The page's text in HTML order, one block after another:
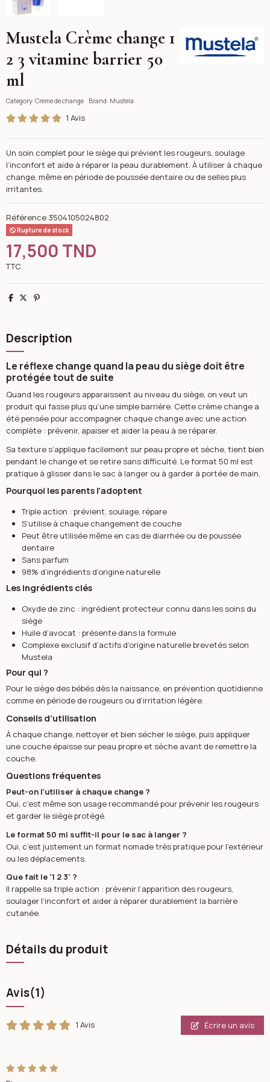
Mustela Crème change 1
2 3 vitamine barrier 50
ml
Category: Crème de change Brand: Mustela
1 Avis
Un soin complet pour le siège qui prévient les rougeurs, soulage
l’inconfort et aide à réparer la peau durablement. À utiliser à chaque
change, même en période de poussée dentaire ou de selles plus
irritantes.
Référence 3504105024802
Rupture de stock
17,500 TND
TTC
Partager
TweetPinterest
Description
Le réflexe change quand la peau du siège doit être
protégée tout de suite
Quand les rougeurs apparaissent au niveau du siège, on veut un
produit qui fasse plus qu’une simple barrière. Cette crème change a
été pensée pour accompagner chaque change avec une action
complète : prévenir, apaiser et aider la peau à se réparer.
Sa texture s’applique facilement sur peau propre et sèche, tient bien
pendant le change et se retire sans difficulté. Le format 50 ml est
pratique à glisser dans le sac à langer ou à garder à portée de main.
Pourquoi les parents l’adoptent
Triple action : prévient, soulage, répare
S’utilise à chaque changement de couche
Peut être utilisée même en cas de diarrhée ou de poussée
dentaire
Sans parfum
98% d’ingrédients d’origine naturelle
Les ingrédients clés
Oxyde de zinc : ingrédient protecteur connu dans les soins du
siège
Huile d’avocat : présente dans la formule
Complexe exclusif d’actifs d’origine naturelle brevetés selon
Mustela
Pour qui ?
Pour le siège des bébés dès la naissance, en prévention quotidienne
comme en période de rougeurs ou d’irritation légère.
Conseils d’utilisation
À chaque change, nettoyer et bien sécher le siège, puis appliquer
une couche épaisse sur peau propre et sèche avant de remettre la
couche.
Questions fréquentes
Peut-on l’utiliser à chaque change ?
Oui, c’est même son usage recommandé pour prévenir les rougeurs
et garder le siège protégé.
Le format 50 ml suffit-il pour le sac à langer ?
Oui, c’est justement un format nomade très pratique pour l’extérieur
ou les déplacements.
Que fait le '1 2 3' ?
Il rappelle sa triple action : prévenir l’apparition des rougeurs,
soulager l’inconfort et aider à réparer durablement la barrière
cutanée.
Détails du produit
Avis(1)
1 Avis Écrire un avis